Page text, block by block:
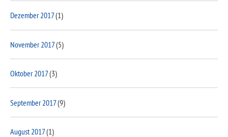
Dezember 2017(1)
November 2017(5)
Oktober 2017(3)
September 2017(9)
August 2017(1)